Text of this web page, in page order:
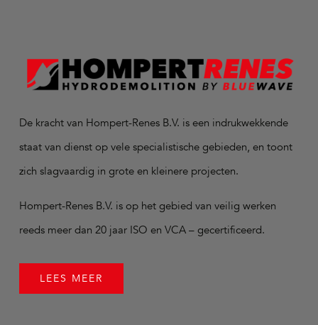
De kracht van Hompert-Renes B.V. is een indrukwekkende
staat van dienst op vele specialistische gebieden, en toont
zich slagvaardig in grote en kleinere projecten.
Hompert-Renes B.V. is op het gebied van veilig werken
reeds meer dan 20 jaar ISO en VCA – gecertificeerd.
LEES MEER